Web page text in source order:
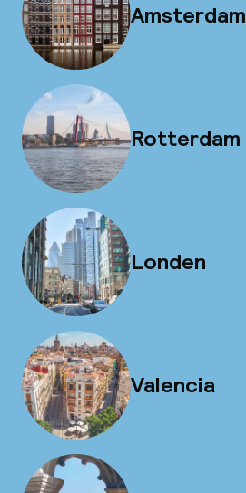
Amsterdam
Rotterdam
Londen
Valencia